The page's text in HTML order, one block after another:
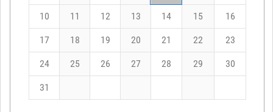
10 11 12 13 14 15 16
17 18 19 20 21 22 23
24 25 26 27 28 29 30
31